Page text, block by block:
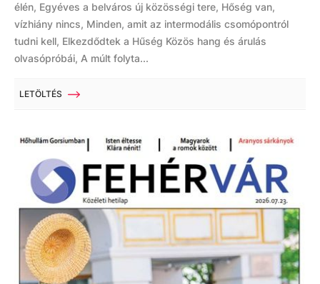
élén, Egyéves a belváros új közösségi tere, Hőség van,
vízhiány nincs, Minden, amit az intermodális csomópontról
tudni kell, Elkezdődtek a Hűség Közös hang és árulás
olvasópróbái, A múlt folyta...
LETÖLTÉS